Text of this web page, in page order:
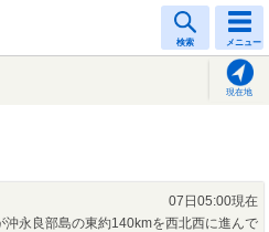
検索 メニュー
現在地
07日05:00現在
沖永良部島の東約140kmを西北西に進んで